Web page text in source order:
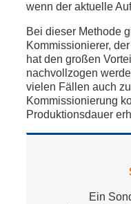
wenn der aktuelle
Bei dieser Methode
Kommissionierer,
hat den großen
nachvollzogen
vielen Fällen auch
Kommissionierung
Produktionsdauer
Ein